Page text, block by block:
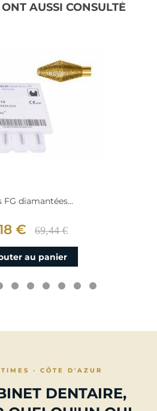
AUSSI CONSULTÉ
FG diamantées...
€ 69,44 €
au panier
· CÔTE D'AZUR
DENTAIRE,